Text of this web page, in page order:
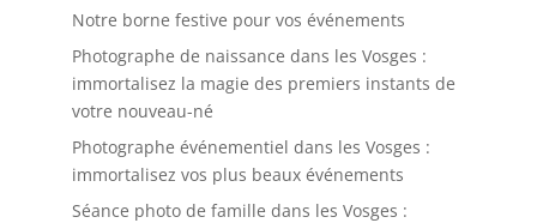
Notre borne festive pour vos événements
Photographe de naissance dans les Vosges :
immortalisez la magie des premiers instants de
votre nouveau-né
Photographe événementiel dans les Vosges :
immortalisez vos plus beaux événements
Séance photo de famille dans les Vosges :